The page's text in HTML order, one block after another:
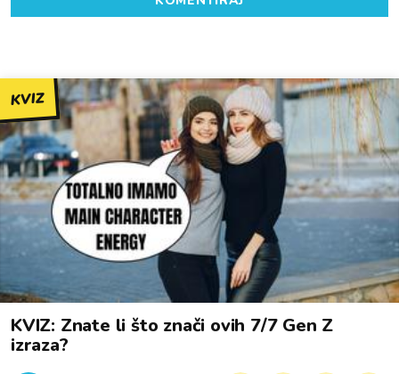
KVIZ
KVIZ: Znate li što znači ovih 7/7 Gen Z
izraza?